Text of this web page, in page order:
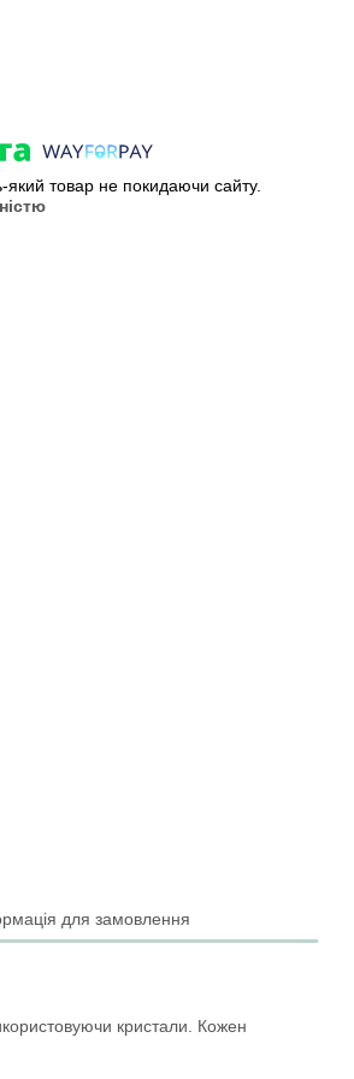
який товар не покидаючи сайту.
для замовлення
кристали. Кожен